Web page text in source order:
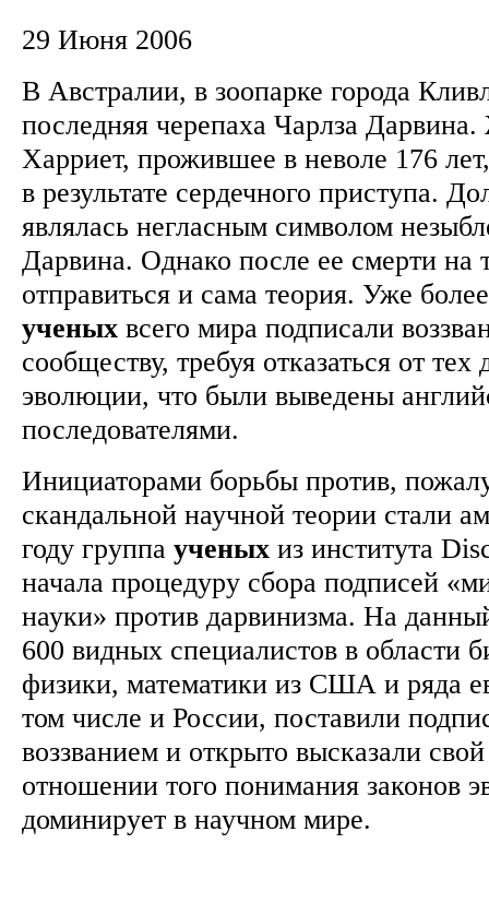
29 Июня 2006
В Австралии, в зоопарке города
последняя черепаха Чарлза
Харриет, прожившее в неволе 176
в результате сердечного приступа.
являлась негласным символом
Дарвина. Однако после ее смерти на
отправиться и сама теория. Уже
ученых всего мира подписали
сообществу, требуя отказаться от тех
эволюции, что были выведены
последователями.
Инициаторами борьбы против,
скандальной научной теории стали
году группа ученых из института
начала процедуру сбора подписей
науки» против дарвинизма. На
600 видных специалистов в области
физики, математики из США и ряда
том числе и России, поставили
воззванием и открыто высказали
отношении того понимания законов
доминирует в научном мире.